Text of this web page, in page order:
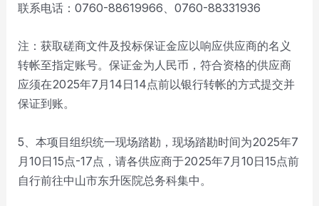
联系电话：0760-88619966、0760-88331936
注：获取磋商文件及投标保证金应以响应供应商的名义
转帐至指定账号。保证金为人民币，符合资格的供应商
应须在2025年7月14日14点前以银行转帐的方式提交并
保证到账。
5、本项目组织统一现场踏勘，现场踏勘时间为2025年7
月10日15点-17点，请各供应商于2025年7月10日15点前
自行前往中山市东升医院总务科集中。